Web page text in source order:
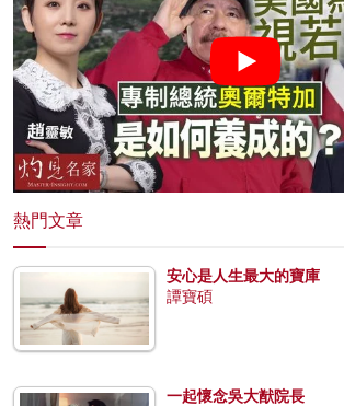
熱門文章
安心是人生最大的寶庫
譚寶碩
一起懷念吳大猷院長